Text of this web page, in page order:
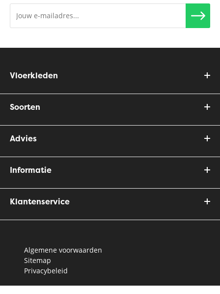
Vloerkleden
Soorten
Advies
Informatie
Klantenservice
Algemene voorwaarden
Sitemap
Privacybeleid